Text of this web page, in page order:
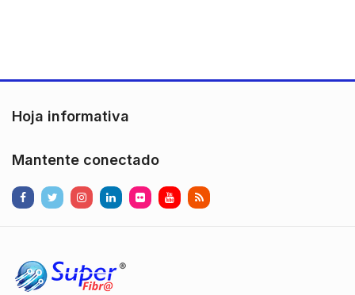
lista…
Hoja informativa
Mantente conectado